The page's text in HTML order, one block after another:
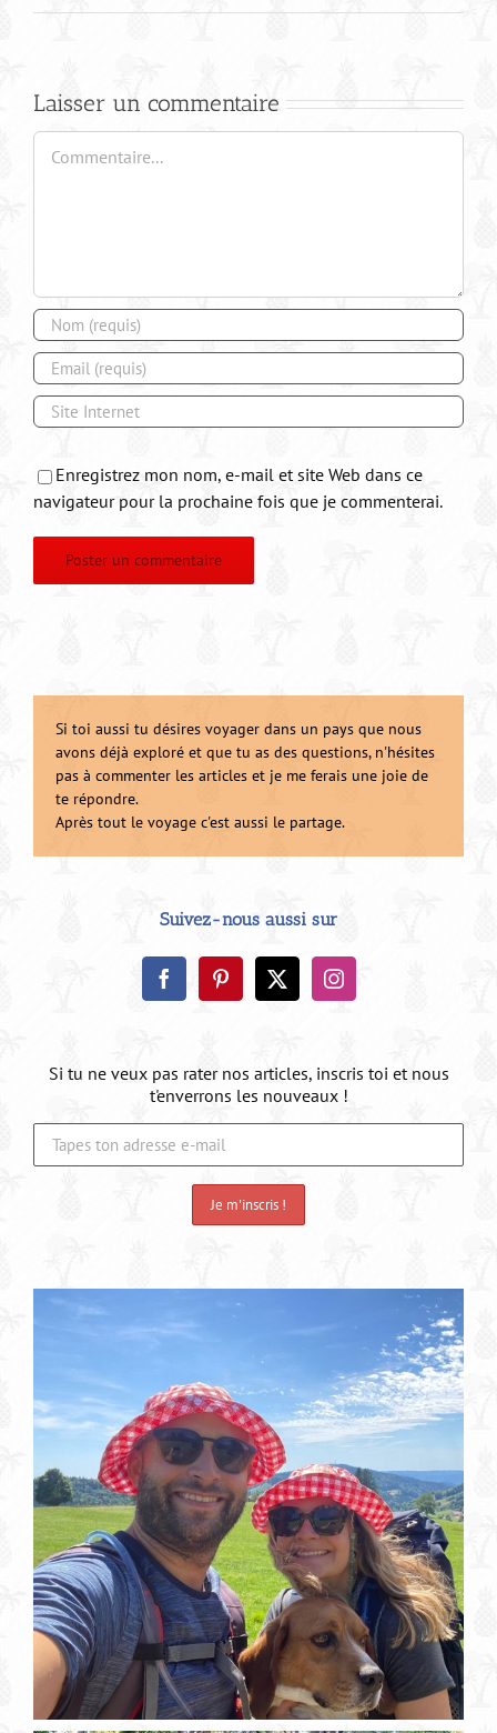
Laisser un commentaire
Enregistrez mon nom, e-mail et site Web dans ce
navigateur pour la prochaine fois que je commenterai.
Si toi aussi tu désires voyager dans un pays que nous
avons déjà exploré et que tu as des questions, n'hésites
pas à commenter les articles et je me ferais une joie de
te répondre.
Après tout le voyage c'est aussi le partage.
Suivez-nous aussi sur
Si tu ne veux pas rater nos articles, inscris toi et nous
t'enverrons les nouveaux !